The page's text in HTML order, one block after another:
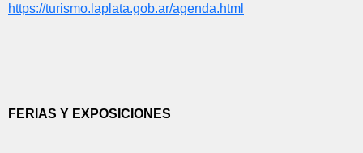
https://turismo.laplata.gob.ar/agenda.html
FERIAS Y EXPOSICIONES